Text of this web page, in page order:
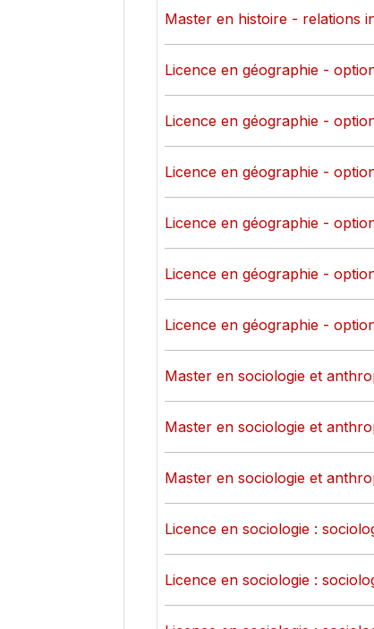
Master en histoire - relations
Licence en géographie -
Licence en géographie -
Licence en géographie -
Licence en géographie -
Licence en géographie -
Licence en géographie -
Master en sociologie et
Master en sociologie et
Master en sociologie et
Licence en sociologie :
Licence en sociologie :